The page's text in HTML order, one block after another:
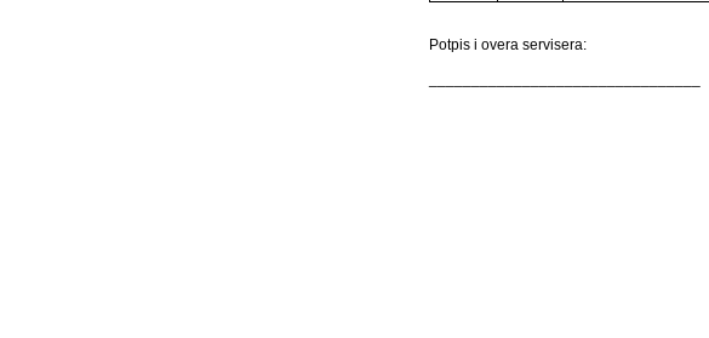
Potpis i overa servisera: